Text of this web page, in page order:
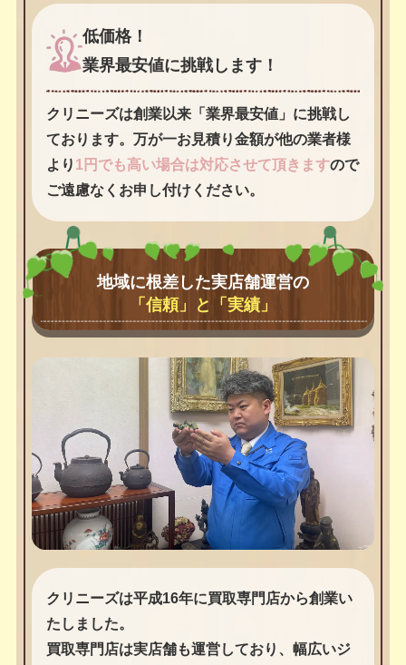
低価格！
業界最安値に挑戦します！
クリニーズは創業以来「業界最安値」に挑戦し
ております。万が一お見積り金額が他の業者様
より 1円でも高い場合は対応させて頂きますので
ご遠慮なくお申し付けください。
地域に根差した実店舗運営の
「信頼」と「実績」
クリニーズは平成16年に買取専門店から創業い
たしました。
買取専門店は実店舗も運営しており、幅広いジ